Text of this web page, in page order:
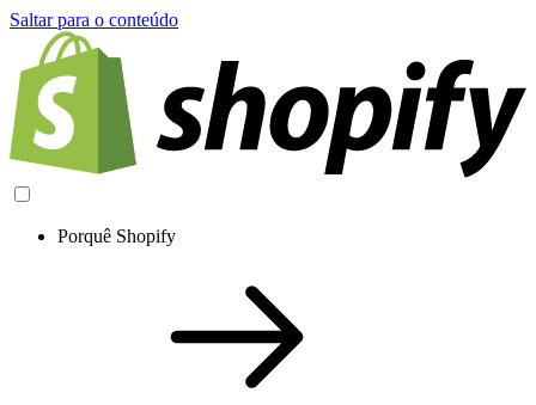
Saltar para o conteúdo
Porquê Shopify